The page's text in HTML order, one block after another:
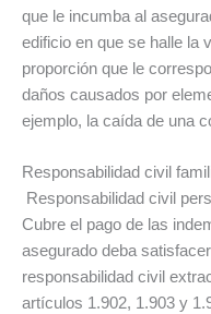
que le incumba al
edificio en que se halle la
proporción que le
daños causados por
ejemplo, la caída de una
Responsabilidad civil
Responsabilidad civil
Cubre el pago de las
asegurado deba
responsabilidad civil
artículos 1.902, 1.903 y